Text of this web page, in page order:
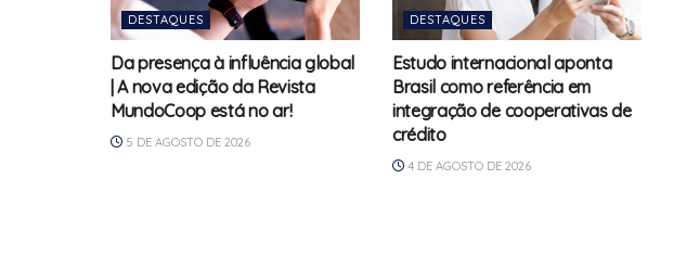
DESTAQUES
Da presença à influência global
| A nova edição da Revista
MundoCoop está no ar!
5 DE AGOSTO DE 2026
DESTAQUES
Estudo internacional aponta
Brasil como referência em
integração de cooperativas de
crédito
4 DE AGOSTO DE 2026